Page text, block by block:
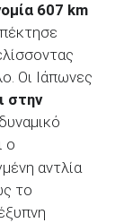
607 km
Οι Ιάπωνες
στην
ο
αντλία
το